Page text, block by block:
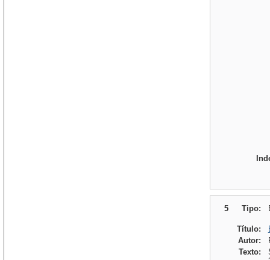
5 Tipo:
Título:
Autor:
Texto: